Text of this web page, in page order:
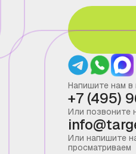
Напишите нам
+7 (495)
Или позвоните
Или напишите
просматриваем